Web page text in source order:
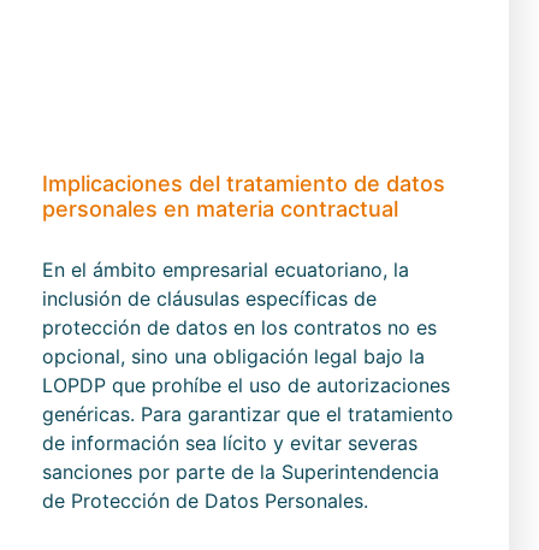
Implicaciones del tratamiento de datos
personales en materia contractual
En el ámbito empresarial ecuatoriano, la
inclusión de cláusulas específicas de
protección de datos en los contratos no es
opcional, sino una obligación legal bajo la
LOPDP que prohíbe el uso de autorizaciones
genéricas. Para garantizar que el tratamiento
de información sea lícito y evitar severas
sanciones por parte de la Superintendencia
de Protección de Datos Personales.